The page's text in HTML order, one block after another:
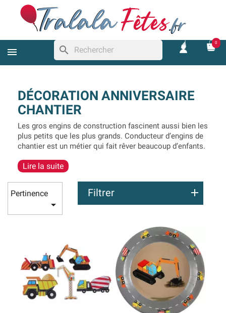
search
0
DÉCORATION ANNIVERSAIRE
CHANTIER
Les gros engins de construction fascinent aussi bien les
plus petits que les plus grands. Conducteur d’engins de
chantier est un métier qui fait rêver beaucoup d’enfants.
original (ce n’est pas celui que vous verrez le plus), mais
passionné par les engins de travaux.
Dans cette rubrique, vous trouverez plusieurs gammes
assez larges sur le
trouve tout ce qu’il faut pour réussir la fête
d’anniversaire d’un enfant : vaisselle jetable, ballons,
sacs cadeaux et confettis pour décorer la table. C’est
parfait pour faire plaisir !
Lire la suite
Pertinence

Filtrer